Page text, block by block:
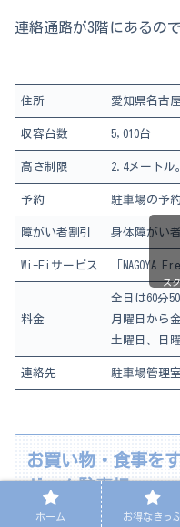
連絡通路が3階にあるの
住所 愛知県名古
収容台数 5,010台
高さ制限 2.4メートル
予約 駐車場の予
障がい者割引 身体障がい
Wi-Fiサービス 「NAGOYA
料金
全日は60分
月曜日から
土曜日、日
連絡先 駐車場管理
ス
お買い物・食事を
ドーム駐車場
ホーム お得なきっ